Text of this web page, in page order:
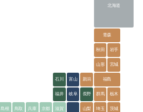
北海道
青森
秋田 岩手
山形 宮城
福島
新潟
群馬 栃木
埼玉 茨城
山梨
石川
福井 長野
富山
岐阜
島根 鳥取 兵庫 京都 滋賀